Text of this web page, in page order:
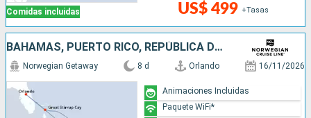
Comidas incluidas US$ 499 +Tasas
BAHAMAS, PUERTO RICO, REPÚBLICA DOMINICANA, ESTADOS UNIDOS
Norwegian Getaway 8 d Orlando 16/11/2026
Animaciones Incluidas
Paquete WiFi*